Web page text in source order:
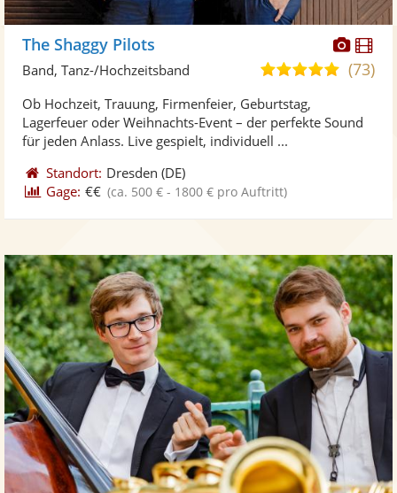
The Shaggy Pilots
5,0(73)
Band, Tanz-/Hochzeitsband
Ob Hochzeit, Trauung, Firmenfeier, Geburtstag,
Lagerfeuer oder Weihnachts-Event – der perfekte Sound
für jeden Anlass. Live gespielt, individuell ...
Standort: Dresden (DE)
Gage: €€ (ca. 500 € - 1800 € pro Auftritt)